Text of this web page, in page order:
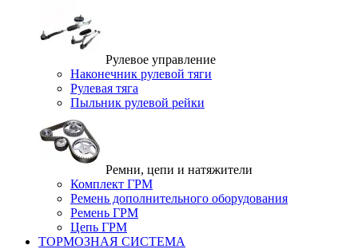
Рулевое управление
Наконечник рулевой тяги
Рулевая тяга
Пыльник рулевой рейки
Ремни, цепи и натяжители
Комплект ГРМ
Ремень дополнительного оборудования
Ремень ГРМ
Цепь ГРМ
ТОРМОЗНАЯ СИСТЕМА